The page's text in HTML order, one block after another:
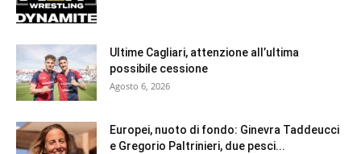
Ultime Cagliari, attenzione all’ultima
possibile cessione
Agosto 6, 2026
Europei, nuoto di fondo: Ginevra Taddeucci
e Gregorio Paltrinieri, due pesci...